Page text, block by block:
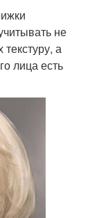
не
а
лица есть